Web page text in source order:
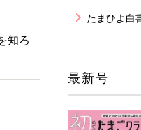
たまひよ白
最新号